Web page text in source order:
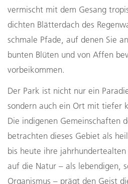
vermischt mit dem Gesang
dichten Blätterdach des
schmale Pfade, auf denen Sie
bunten Blüten und von Affen
vorbeikommen.
Der Park ist nicht nur ein
sondern auch ein Ort mit tiefer
Die indigenen Gemeinschaften
betrachten dieses Gebiet als
bis heute ihre
auf die Natur – als lebendigen,
Organismus – prägt den Geist